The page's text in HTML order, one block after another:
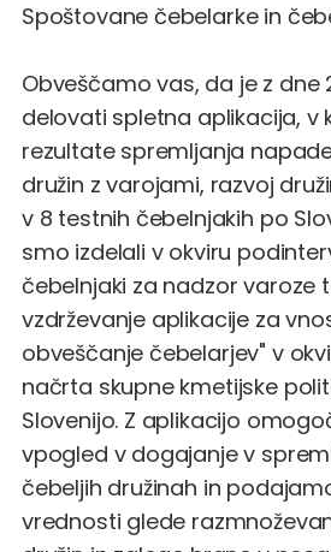
Spoštovane čebelarke in
Obveščamo vas, da je z dne
delovati spletna aplikacija, v
rezultate spremljanja
družin z varojami, razvoj
v 8 testnih čebelnjakih po
smo izdelali v okviru
čebelnjaki za nadzor varoze
vzdrževanje aplikacije za
obveščanje čebelarjev" v
načrta skupne kmetijske
Slovenijo. Z aplikacijo
vpogled v dogajanje v
čebeljih družinah in
vrednosti glede